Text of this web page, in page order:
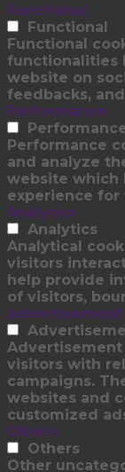
Functional
Functional
Functional
functionalities
website on
feedbacks,
Performance
Performance
and analyze
website which
experience for
Analytics
Analytics
Analytical
visitors
help provide
of visitors,
Advertisement
visitors with
campaigns.
websites and
customized
Others
Others
Other